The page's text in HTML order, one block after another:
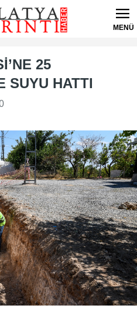
MENÜ
25
SUYU HATTI